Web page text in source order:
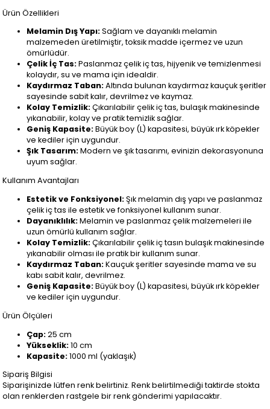
Ürün Özellikleri
Melamin Dış Yapı:Sağlam ve dayanıklı melamin
malzemeden üretilmiştir, toksik madde içermez ve uzun
ömürlüdür.
Çelik İç Tas:Paslanmaz çelik iç tas, hijyenik ve temizlenmesi
kolaydır, su ve mama için idealdir.
Kaydırmaz Taban:Altında bulunan kaydırmaz kauçuk şeritler
sayesinde sabit kalır, devrilmez ve kaymaz.
Kolay Temizlik:Çıkarılabilir çelik iç tas, bulaşık makinesinde
yıkanabilir, kolay ve pratik temizlik sağlar.
Geniş Kapasite:Büyük boy (L) kapasitesi, büyük ırk köpekler
ve kediler için uygundur.
Şık Tasarım:Modern ve şık tasarımı, evinizin dekorasyonuna
uyum sağlar.
Kullanım Avantajları
Estetik ve Fonksiyonel:Şık melamin dış yapı ve paslanmaz
çelik iç tas ile estetik ve fonksiyonel kullanım sunar.
Dayanıklılık:Melamin ve paslanmaz çelik malzemeleri ile
uzun ömürlü kullanım sağlar.
Kolay Temizlik:Çıkarılabilir çelik iç tasın bulaşık makinesinde
yıkanabilir olması ile pratik bir kullanım sunar.
Kaydırmaz Taban:Kauçuk şeritler sayesinde mama ve su
kabı sabit kalır, devrilmez.
Geniş Kapasite:Büyük boy (L) kapasitesi, büyük ırk köpekler
ve kediler için uygundur.
Ürün Ölçüleri
Çap:25 cm
Yükseklik:10 cm
Kapasite:1000 ml (yaklaşık)
Sipariş Bilgisi
Siparişinizde lütfen renk belirtiniz. Renk belirtilmediği taktirde stokta
olan renklerden rastgele bir renk gönderimi yapılacaktır.